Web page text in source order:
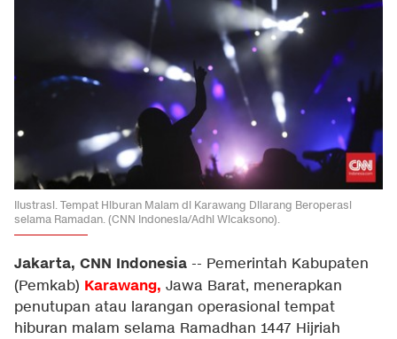
Ilustrasi. Tempat Hiburan Malam di Karawang Dilarang Beroperasi
selama Ramadan. (CNN Indonesia/Adhi Wicaksono).
Jakarta, CNN Indonesia -- Pemerintah Kabupaten
(Pemkab) Karawang, Jawa Barat, menerapkan
penutupan atau larangan operasional tempat
hiburan malam selama Ramadhan 1447 Hijriah